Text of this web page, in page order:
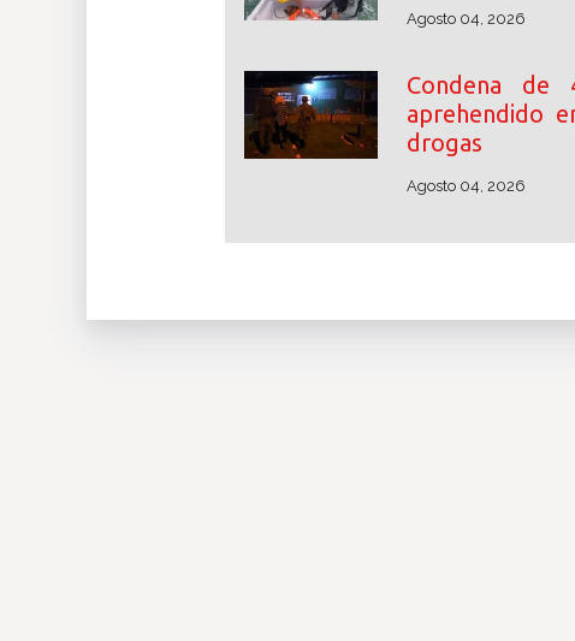
Agosto 04, 2026
Condena de
aprehendido
drogas
Agosto 04, 2026